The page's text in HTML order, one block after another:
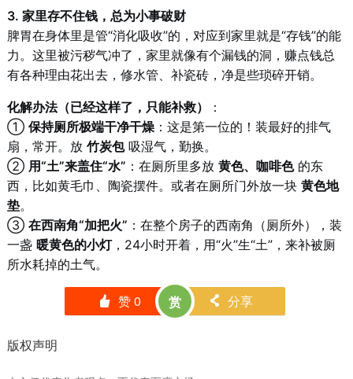
3. 家里存不住钱，总为小事破财
脾胃在身体里是管“消化吸收”的，对应到家里就是“存钱”的能
力。这里被污秽气冲了，家里就像有个漏钱的洞，赚点钱总
有各种理由花出去，修水管、补瓷砖，净是些琐碎开销。
化解办法（已经这样了，只能补救）
：
① 保持厕所极端干净干燥：这是第一位的！装最好的排气
扇，常开。放 竹炭包吸湿气，勤换。
② 用“土”来盖住“水” ：在厕所里多放 黄色、咖啡色的东
西，比如黄毛巾、陶瓷摆件。或者在厕所门外放一块 黄色地
垫。
③ 在西南角“加把火” ：在整个房子的西南角（厕所外），装
一盏 暖黄色的小灯，24小时开着，用“火”生“土”，来补被厕
所水耗掉的土气。
󰄼 赞0 赏 󰄯 分享
版权声明